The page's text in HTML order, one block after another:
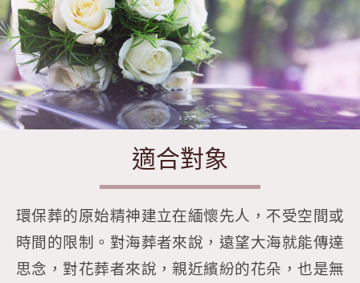
適合對象
環保葬的原始精神建立在緬懷先人，不受空間或
時間的限制。對海葬者來說，遠望大海就能傳達
思念，對花葬者來說，親近繽紛的花朵，也是無